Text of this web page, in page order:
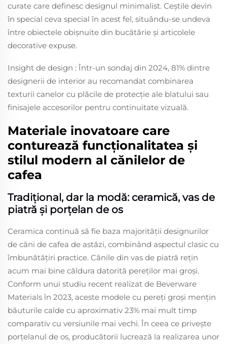
curate care definesc designul minimalist. Ceștile devin
în special ceva special în acest fel, situându-se undeva
între obiectele obișnuite din bucătărie și articolele
decorative expuse.
Insight de design : Într-un sondaj din 2024, 81% dintre
designerii de interior au recomandat combinarea
texturii canelor cu plăcile de protecție ale blatului sau
finisajele accesorilor pentru continuitate vizuală.
Materiale inovatoare care
conturează funcționalitatea și
stilul modern al cănilelor de
cafea
Tradițional, dar la modă: ceramică, vas de
piatră și porțelan de os
Ceramica continuă să fie baza majorității designurilor
de căni de cafea de astăzi, combinând aspectul clasic cu
îmbunătățiri practice. Cănile din vas de piatră rețin
acum mai bine căldura datorită pereților mai groși.
Conform unui studiu recent realizat de Beverware
Materials în 2023, aceste modele cu pereți groși mențin
băuturile calde cu aproximativ 23% mai mult timp
comparativ cu versiunile mai vechi. În ceea ce privește
porțelanul de os, producătorii lucrează la realizarea unor